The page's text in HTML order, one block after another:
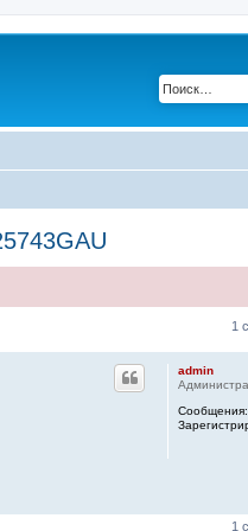
1
admin
Сообщения:
1